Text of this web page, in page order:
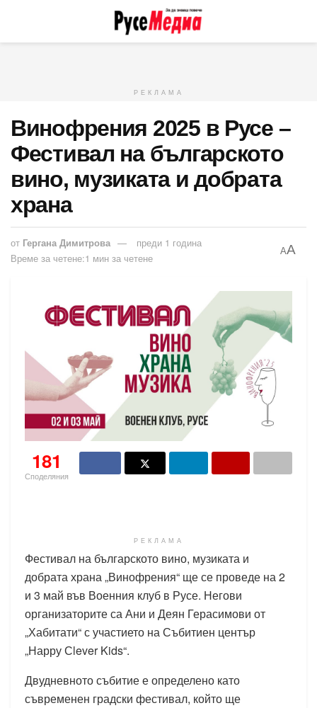
РЕКЛАМА
Винофрения 2025 в Русе –
Фестивал на българското
вино, музиката и добрата
храна
от Гергана Димитрова
преди 1 година
Време за четене:1 мин за четене
AA
181
Споделяния
РЕКЛАМА
Фестивал на българското вино, музиката и
добрата храна „Винофрения“ ще се проведе на 2
и 3 май във Военния клуб в Русе. Негови
организаторите са Ани и Деян Герасимови от
„Хабитати“ с участието на Събитиен център
„Нарру Сlever Kids“.
Двудневното събитие е определено като
съвременен градски фестивал, който ще